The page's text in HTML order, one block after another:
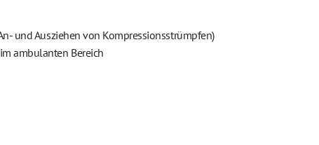
und Ausziehen von Kompressionsstrümpfen)
ambulanten Bereich